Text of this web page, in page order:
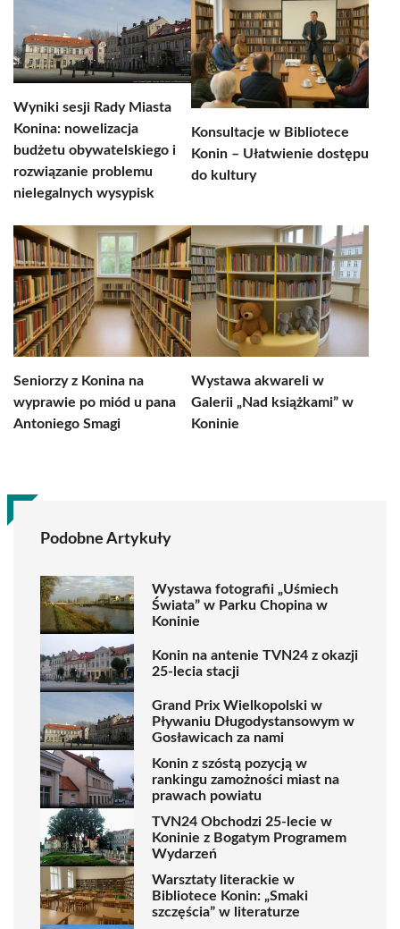
Wyniki sesji Rady Miasta
Konina: nowelizacja
budżetu obywatelskiego i
rozwiązanie problemu
nielegalnych wysypisk
Konsultacje w Bibliotece
Konin – Ułatwienie dostępu
do kultury
Seniorzy z Konina na
wyprawie po miód u pana
Antoniego Smagi
Wystawa akwareli w
Galerii „Nad książkami” w
Koninie
Podobne Artykuły
Wystawa fotografii „Uśmiech
Świata” w Parku Chopina w
Koninie
Konin na antenie TVN24 z okazji
25-lecia stacji
Grand Prix Wielkopolski w
Pływaniu Długodystansowym w
Gosławicach za nami
Konin z szóstą pozycją w
rankingu zamożności miast na
prawach powiatu
TVN24 Obchodzi 25-lecie w
Koninie z Bogatym Programem
Wydarzeń
Warsztaty literackie w
Bibliotece Konin: „Smaki
szczęścia” w literaturze